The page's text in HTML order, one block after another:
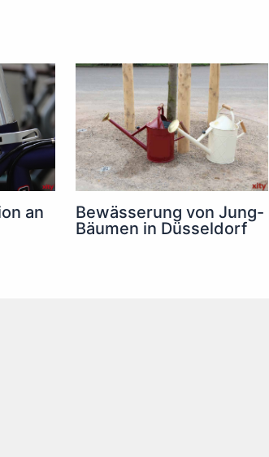
an
Bewässerung von Jung-
Bäumen in Düsseldorf